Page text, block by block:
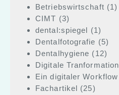
Betriebswirtschaft (1)
CIMT (3)
dental:spiegel (1)
Dentalfotografie (5)
Dentalhygiene (12)
Digitale Tranformation
Ein digitaler Workflow
Fachartikel (25)